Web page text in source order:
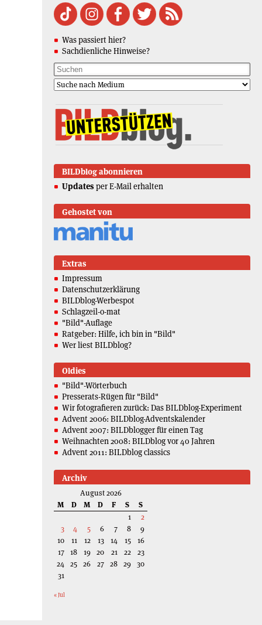
Was passiert hier?
Sachdienliche Hinweise?
BILDblog abonnieren
Updates per E-Mail erhalten
Gehostet von
Extras
Impressum
Datenschutzerklärung
BILDblog-Werbespot
Schlagzeil-o-mat
"Bild"-Auflage
Ratgeber: Hilfe, ich bin in "Bild"
Wer liest BILDblog?
Oldies
"Bild"-Wörterbuch
Presserats-Rügen für "Bild"
Wir fotografieren zurück: Das BILDblog-Experiment
Advent 2006: BILDblog-Adventskalender
Advent 2007: BILDblogger für einen Tag
Weihnachten 2008: BILDblog vor 40 Jahren
Advent 2011: BILDblog classics
Archiv
August 2026
M
D M D F S
S
1
2
3
4 5 6 7 8
9
10
11 12 13 14 15
16
17 18 19 20 21 22
23
24 25 26 27 28 29 30
31
« Jul